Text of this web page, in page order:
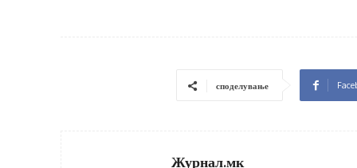
споделување
Журнал.мк